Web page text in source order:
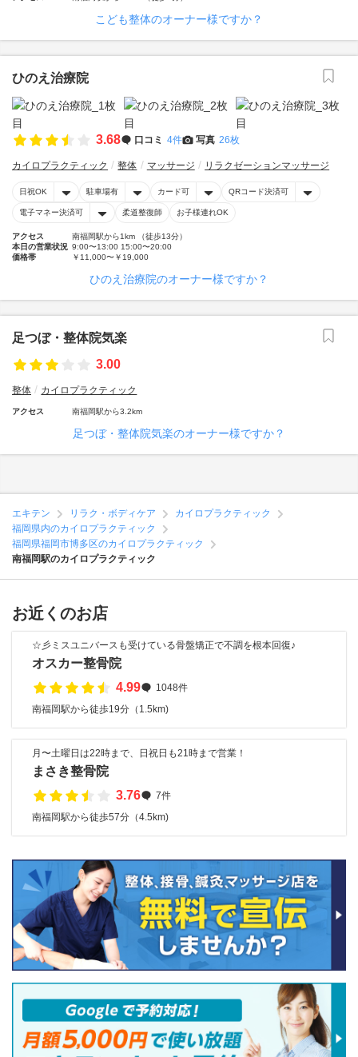
こども整体のオーナー様ですか？
ひのえ治療院
3.68 口コミ 4件 写真 26枚
カイロプラクティック 整体 マッサージ リラクゼーションマッサージ
日祝OK 駐車場有 カード可 QRコード決済可
電子マネー決済可 柔道整復師 お子様連れOK
アクセス
南福岡駅から1km （徒歩13分）
本日の営業状況 9:00〜13:00 15:00〜20:00
価格帯
￥11,000〜￥19,000
ひのえ治療院のオーナー様ですか？
足つぼ・整体院気楽
3.00
整体 カイロプラクティック
アクセス 南福岡駅から3.2km
足つぼ・整体院気楽のオーナー様ですか？
エキテン リラク・ボディケア
カイロプラクティック
福岡県内のカイロプラクティック
福岡県福岡市博多区のカイロプラクティック
南福岡駅のカイロプラクティック
お近くのお店
☆彡ミスユニバースも受けている骨盤矯正で不調を根本回復♪
オスカー整骨院
4.99
1048件
南福岡駅から徒歩19分（1.5km)
月〜土曜日は22時まで、日祝日も21時まで営業！
まさき整骨院
3.76
7件
南福岡駅から徒歩57分（4.5km)